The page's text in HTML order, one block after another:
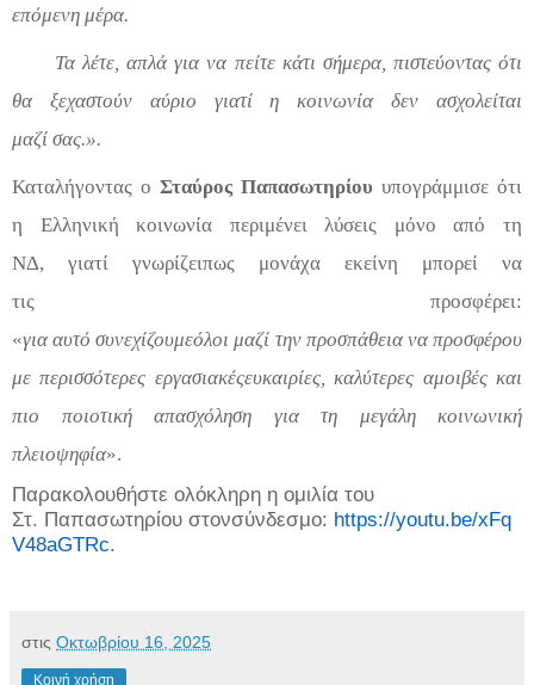
επόμενη μέρα.
Τα λέτε, απλά για να πείτε κάτι σήμερα, πιστεύοντας ότι
θα ξεχαστούν αύριο γιατί η κοινωνία δεν ασχολείται
μαζί σας.».
Καταλήγοντας ο Σταύρος Παπασωτηρίου υπογράμμισε ότι
η Ελληνική κοινωνία περιμένει λύσεις μόνο από τη
ΝΔ, γιατί γνωρίζειπως μονάχα εκείνη μπορεί να
τις προσφέρει:
«γιααυτό συνεχίζουμεόλοι μαζί την προσπάθειαναπροσφέρου
με περισσότερες εργασιακέςευκαιρίες, καλύτερες αμοιβέςκαι
πιο ποιοτική απασχόληση
για τη μεγάλη κοινωνική
πλειοψηφία».
Παρακολουθήστε ολόκληρη η ομιλία του
Στ. Παπασωτηρίου στονσύνδεσμο: https://youtu.be/xFq
V48aGTRc.
στις Οκτωβρίου 16, 2025
Κοινή χρήση